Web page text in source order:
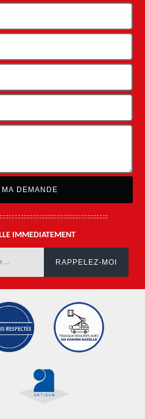
IMMEDIATEMENT